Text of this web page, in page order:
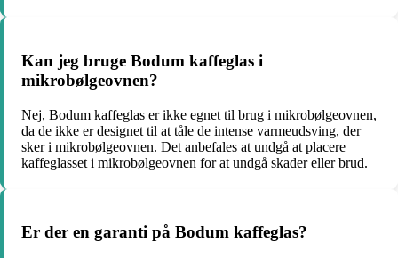
Kan jeg bruge Bodum kaffeglas i
mikrobølgeovnen?
Nej, Bodum kaffeglas er ikke egnet til brug i mikrobølgeovnen,
da de ikke er designet til at tåle de intense varmeudsving, der
sker i mikrobølgeovnen. Det anbefales at undgå at placere
kaffeglasset i mikrobølgeovnen for at undgå skader eller brud.
Er der en garanti på Bodum kaffeglas?